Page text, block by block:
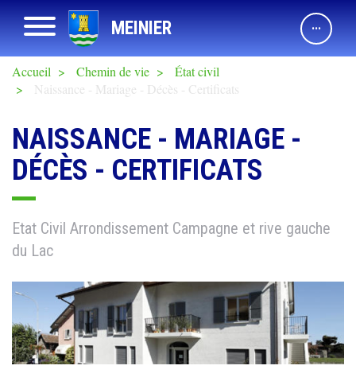
Aller
au
contenu
principal
Afficher navigation MEINIER
Accueil Chemin de vie
État civil
Naissance - Mariage - Décès - Certificats
NAISSANCE - MARIAGE -
DÉCÈS - CERTIFICATS
Etat Civil Arrondissement Campagne et rive gauche
du Lac